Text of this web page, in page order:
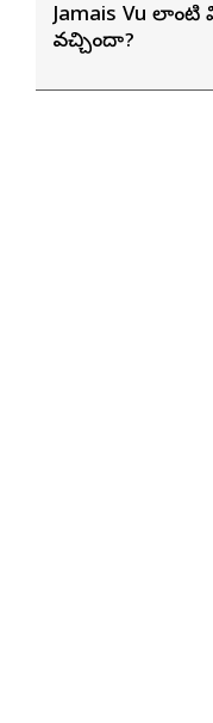
Jamais Vu లాంటి
వచ్చిందా?